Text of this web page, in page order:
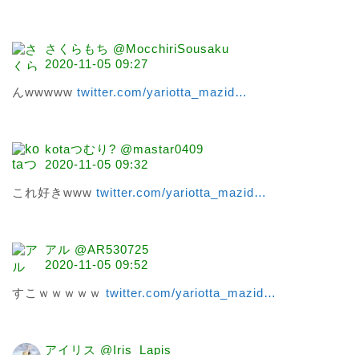
さくらもち @MocchiriSousaku
2020-11-05 09:27
んwwwww twitter.com/yariotta_mazid…
kotaつむり? @mastar0409
2020-11-05 09:32
これ好きwww twitter.com/yariotta_mazid…
アル @AR530725
2020-11-05 09:52
すこｗｗｗｗｗ twitter.com/yariotta_mazid…
アイリス @Iris_Lapis